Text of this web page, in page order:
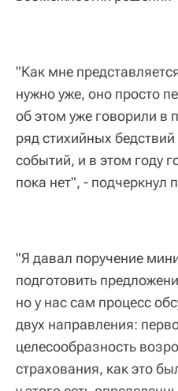
"Как мне
нужно уже, оно просто
об этом уже говорили в
ряд стихийных
событий, и в этом году
пока нет", - подчеркнул
"Я давал поручение
подготовить
но у нас сам процесс
двух направления:
целесообразность
страхования, как это